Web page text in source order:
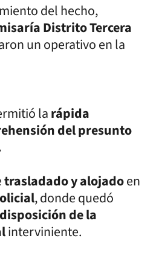
del hecho,
Distrito Tercera
un operativo en la
larápida
del presunto
trasladado y alojadoen
, donde quedó
disposición de la
interviniente.